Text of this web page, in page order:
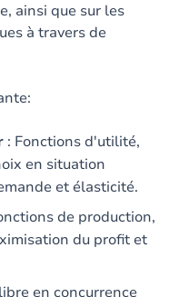
ainsi que sur les
à travers de
: Fonctions d'utilité,
en situation
et élasticité.
de production,
du profit et
en concurrence